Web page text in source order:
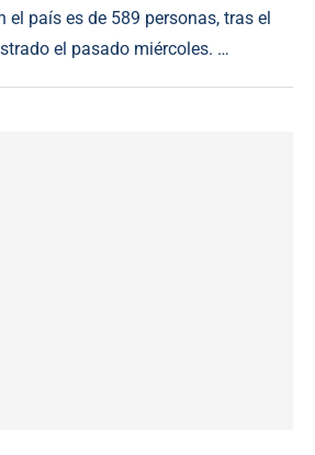
país es de 589 personas, tras el
el pasado miércoles. …